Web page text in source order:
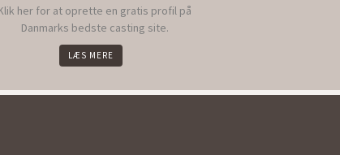
her for at oprette en gratis profil på
Danmarks bedste casting site.
LÆS MERE